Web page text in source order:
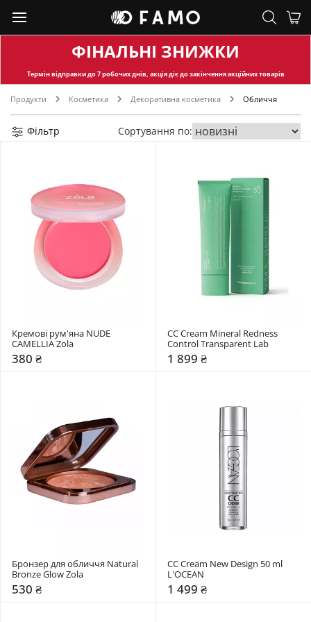
ФІНАЛЬНІ ЗНИЖКИ
Термін відправкидо 7 робочих днів, акція діє до закінчення акційних товарів
Продукти Косметика Декоративна косметика Обличчя
Фільтр Сортування по:
Кремові рум'яна NUDE
CAMELLIA Zola
380 ₴
CC Cream Mineral Redness
Control Transparent Lab
1 899 ₴
Бронзер для обличчя Natural
Bronze Glow Zola
530 ₴
СС Cream New Design 50 ml
L'OCEAN
1 499 ₴